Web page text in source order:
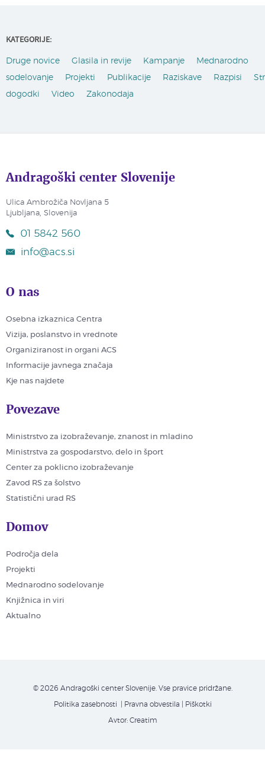
KATEGORIJE:
Druge novice Glasila in revije Kampanje
Mednarodno
sodelovanje
Projekti Publikacije Raziskave Razpisi
dogodki
Video Zakonodaja
Andragoški center Slovenije
Ulica Ambrožiča Novljana 5
Ljubljana, Slovenija
01 5842 560
info@acs.si
O nas
Osebna izkaznica Centra
Vizija, poslanstvo in vrednote
Organiziranost in organi ACS
Informacije javnega značaja
Kje nas najdete
Povezave
Ministrstvo za izobraževanje, znanost in mladino
Ministrstva za gospodarstvo, delo in šport
Center za poklicno izobraževanje
Zavod RS za šolstvo
Statistični urad RS
Domov
Področja dela
Projekti
Mednarodno sodelovanje
Knjižnica in viri
Aktualno
© 2026 Andragoški center Slovenije. Vse pravice pridržane.
Politika zasebnosti | Pravna obvestila Piškotki
Avtor: Creatim